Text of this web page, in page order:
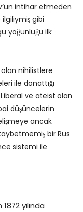
intihar etmeden
gibi
yoğunluğu ilk
nihilistlere
ile donattığı
ve ateist olan
düşüncelerin
ancak
bir Rus
sistemi ile
yılında